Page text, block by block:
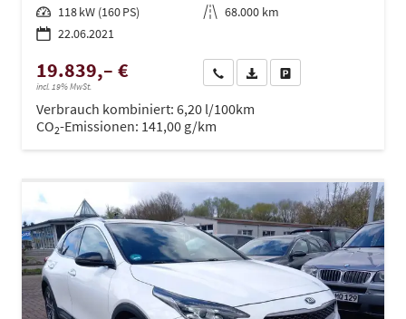
Leistung 118 kW (160 PS) Kilometerstand 68.000 km
22.06.2021
19.839,– €
incl. 19% MwSt.
Wir rufen Sie anPDF-Datei, Fahrzeugexposé
Verbrauch kombiniert: 6,20 l/100km
CO2-Emissionen: 141,00 g/km